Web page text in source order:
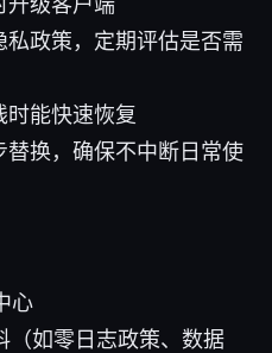
政策，定期评估是否需
时能快速恢复
换，确保不中断日常使
心
（如零日志政策、数据